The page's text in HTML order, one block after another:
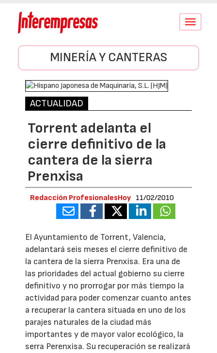
Conmutar
MINERÍA Y CANTERAS
ACTUALIDAD
Torrent adelanta el
cierre definitivo de la
cantera de la sierra
Prenxisa
Redacción ProfesionalesHoy 11/02/2010
El Ayuntamiento de Torrent, Valencia,
adelantará seis meses el cierre definitivo de
la cantera de la sierra Prenxisa. Era una de
las prioridades del actual gobierno su cierre
definitivo y no prorrogar por más tiempo la
actividad para poder comenzar cuanto antes
a recuperar la cantera situada en uno de los
parajes naturales de la ciudad más
importantes y de mayor valor ecológico, la
serra Perenxisa. Su recuperación se realizará